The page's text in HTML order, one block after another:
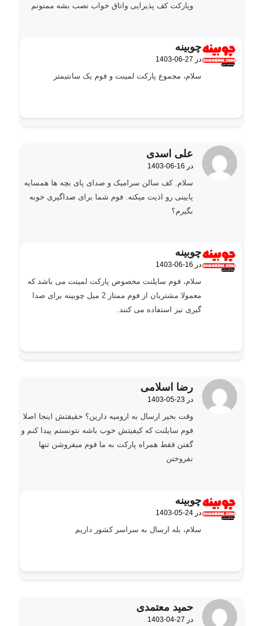
وپارکت کف پذیرایی واتاق خواب نصب بشه ممنونم
چوبینه
گفته:1403-06-27 در
سلام، مجموع پارکت لمینت و فوم یک سانتیمتر
علی اسدی
گفته:1403-06-16 در
سلام. کف سالن سرامیک و صدای پای بچه ها همسایه
پایینی رو اذیت میکنه. فوم شما برای صداگیری خوبه
بگیرم؟
چوبینه
گفته:1403-06-16 در
سلام، فوم سایلنت مخصوص پارکت لمینت می باشد که
معمولا مشتریان از فوم ممتاز 2 میل چوبینه برای صدا
گیری نیز استفاده می کنند.
رضا اسلامی
گفته:1403-05-23 در
وقت بخیر ارسال به ارومیه دارین؟ حقیقتش اینجا اصلا
فوم سایلنت که کیفیتش خوب باشه نتونستم پیدا کنم و
گفتن فقط همراه پارکت به ما فوم میفروشن تنها
نفروختن
چوبینه
گفته:1403-05-24 در
سلام، بله ارسال به سراسر کشور داریم
حمید معتمدی
گفته:1403-04-27 در